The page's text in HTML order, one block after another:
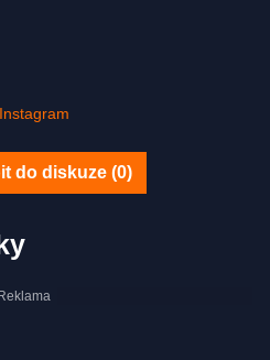
do diskuze (0)